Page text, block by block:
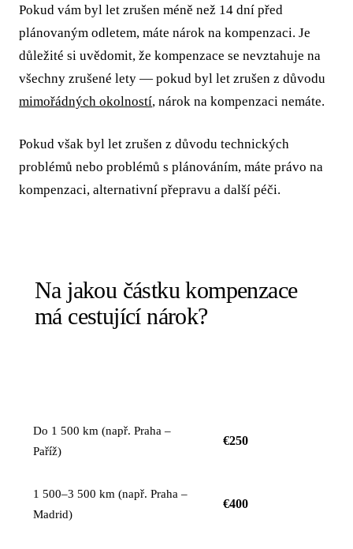
Pokud vám byl let zrušen méně než 14 dní před
plánovaným odletem, máte nárok na kompenzaci. Je
důležité si uvědomit, že kompenzace se nevztahuje na
všechny zrušené lety — pokud byl let zrušen z důvodu
mimořádných okolností, nárok na kompenzaci nemáte.
Pokud však byl let zrušen z důvodu technických
problémů nebo problémů s plánováním, máte právo na
kompenzaci, alternativní přepravu a další péči.
Na jakou částku kompenzace
má cestující nárok?
Do 1 500 km (např. Praha –
Paříž)
€250
1 500–3 500 km (např. Praha –
Madrid)
€400